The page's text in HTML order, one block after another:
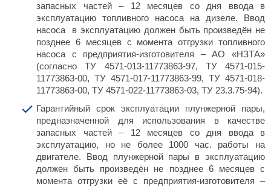
запасных частей – 12 месяцев со дня ввода в
эксплуатацию топливного насоса на дизеле. Ввод
насоса в эксплуатацию должен быть произведён не
позднее 6 месяцев с момента отгрузки топливного
насоса с предприятия-изготовителя – АО «НЗТА»
(согласно ТУ 4571-013-11773863-97, ТУ 4571-015-
11773863-00, ТУ 4571-017-11773863-99, ТУ 4571-018-
11773863-00, ТУ 4571-022-11773863-03, ТУ 23.3.75-94).
Гарантийный срок эксплуатации плунжерной пары,
предназначенной для использования в качестве
запасных частей – 12 месяцев со дня ввода в
эксплуатацию, но не более 1000 час. работы на
двигателе. Ввод плунжерной пары в эксплуатацию
должен быть произведён не позднее 6 месяцев с
момента отгрузки её с предприятия-изготовителя –